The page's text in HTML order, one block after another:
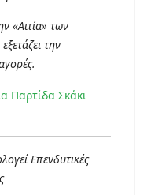
«Αιτία» των
την
Παρτίδα Σκάκι
Επενδυτικές